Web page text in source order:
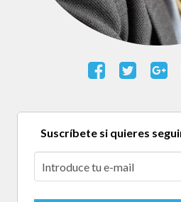
Suscríbete si quieres